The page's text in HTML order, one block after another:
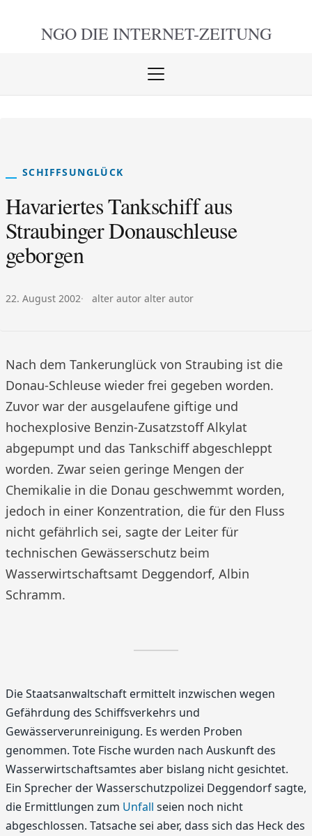
NGO DIE INTERNET-ZEITUNG
Menü
SCHIFFSUNGLÜCK
Havariertes Tankschiff aus
Straubinger Donauschleuse
geborgen
Veröffentlicht am:
22. August 2002 Autor:
alter autor alter autor
Nach dem Tankerunglück von Straubing ist die
Donau-Schleuse wieder frei gegeben worden.
Zuvor war der ausgelaufene giftige und
hochexplosive Benzin-Zusatzstoff Alkylat
abgepumpt und das Tankschiff abgeschleppt
worden. Zwar seien geringe Mengen der
Chemikalie in die Donau geschwemmt worden,
jedoch in einer Konzentration, die für den Fluss
nicht gefährlich sei, sagte der Leiter für
technischen Gewässerschutz beim
Wasserwirtschaftsamt Deggendorf, Albin
Schramm.
Die Staatsanwaltschaft ermittelt inzwischen wegen
Gefährdung des Schiffsverkehrs und
Gewässerverunreinigung. Es werden Proben
genommen. Tote Fische wurden nach Auskunft des
Wasserwirtschaftsamtes aber bislang nicht gesichtet.
Ein Sprecher der Wasserschutzpolizei Deggendorf sagte,
die Ermittlungen zum Unfall seien noch nicht
abgeschlossen. Tatsache sei aber, dass sich das Heck des